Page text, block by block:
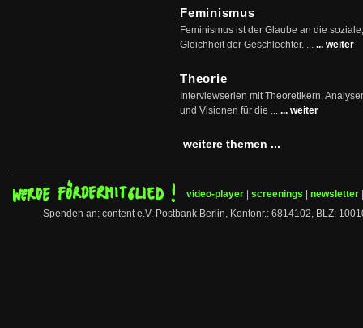
Feminismus
Feminismus ist der Glaube an die
Gleichheit der Geschlechter. ... ... weiter
Theorie
Interviewserien mit Theoretikern,
und Visionen für die ... ... weiter
weitere themen ...
video-player screenings newsletter
Spenden an: content e.V. Postbank Berlin, Kontonr.: 6814102, BLZ: